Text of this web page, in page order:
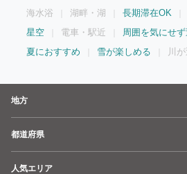
海水浴
湖畔・湖 長期滞在OK
星空
電車・駅近
周囲を気にせ
夏におすすめ
雪が楽しめる 川
地方
都道府県
人気エリア